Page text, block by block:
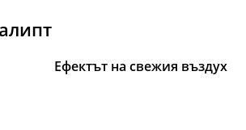
Ефектът на свежия въздух